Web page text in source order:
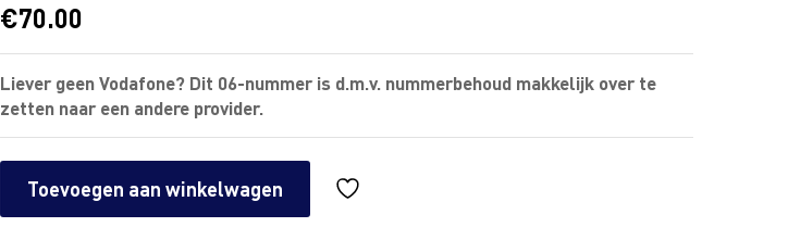
€70.00
Liever geen Vodafone? Dit 06-nummer is d.m.v. nummerbehoud makkelijk over te
zetten naar een andere provider.
Toevoegen aan winkelwagen